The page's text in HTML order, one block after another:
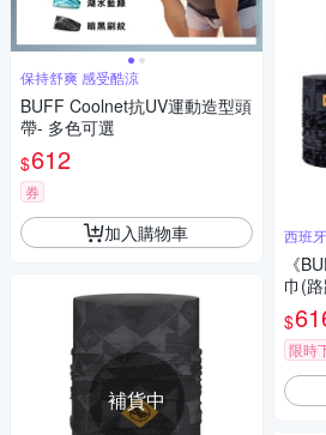
保持舒爽 感受酷涼
BUFF Coolnet抗UV運動造型頭
帶- 多色可選
$612
券
加入購物車
補貨中
西班
《
巾(
濕排
$
限時